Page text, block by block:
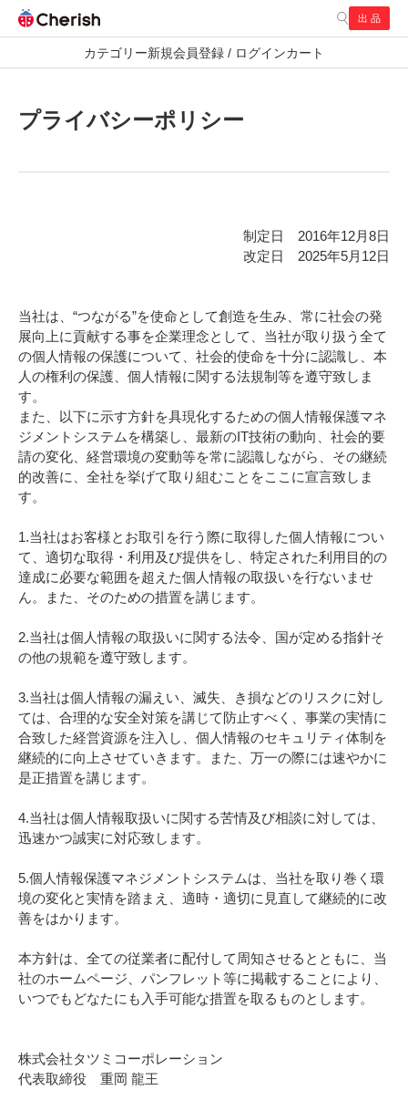
検索
出 品
カテゴリー新規会員登録 / ログインカート
お探し商品
プライバシーポリシー
制定日 2016年12月8日
改定日 2025年5月12日
当社は、“つながる”を使命として創造を生み、常に社会の発
展向上に貢献する事を企業理念として、当社が取り扱う全て
の個人情報の保護について、社会的使命を十分に認識し、本
人の権利の保護、個人情報に関する法規制等を遵守致しま
す。
また、以下に示す方針を具現化するための個人情報保護マネ
ジメントシステムを構築し、最新のIT技術の動向、社会的要
請の変化、経営環境の変動等を常に認識しながら、その継続
的改善に、全社を挙げて取り組むことをここに宣言致しま
す。
1.当社はお客様とお取引を行う際に取得した個人情報につい
て、適切な取得・利用及び提供をし、特定された利用目的の
達成に必要な範囲を超えた個人情報の取扱いを行ないませ
ん。また、そのための措置を講じます。
2.当社は個人情報の取扱いに関する法令、国が定める指針そ
の他の規範を遵守致します。
3.当社は個人情報の漏えい、滅失、き損などのリスクに対し
ては、合理的な安全対策を講じて防止すべく、事業の実情に
合致した経営資源を注入し、個人情報のセキュリティ体制を
継続的に向上させていきます。また、万一の際には速やかに
是正措置を講じます。
4.当社は個人情報取扱いに関する苦情及び相談に対しては、
迅速かつ誠実に対応致します。
5.個人情報保護マネジメントシステムは、当社を取り巻く環
境の変化と実情を踏まえ、適時・適切に見直して継続的に改
善をはかります。
本方針は、全ての従業者に配付して周知させるとともに、当
社のホームページ、パンフレット等に掲載することにより、
いつでもどなたにも入手可能な措置を取るものとします。
株式会社タツミコーポレーション
代表取締役 重岡 龍王